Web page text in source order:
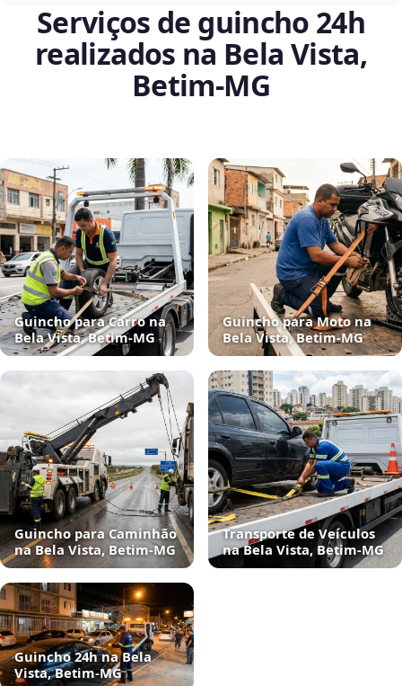
Serviços de guincho 24h
realizados na Bela Vista,
Betim‑MG
Guincho para Carro na
Bela Vista, Betim‑MG
Guincho para Moto na
Bela Vista, Betim‑MG
Guincho para Caminhão
na Bela Vista, Betim‑MG
Transporte de Veículos
na Bela Vista, Betim‑MG
Guincho 24h na Bela
Vista, Betim‑MG